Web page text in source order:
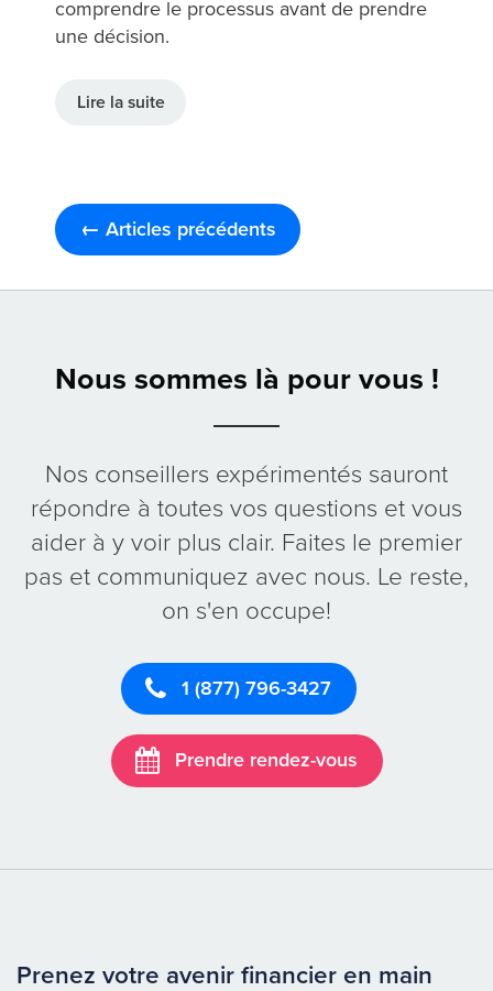
comprendre le processus avant de prendre
une décision.
Lire la suite
← Articles précédents
Nous sommes là pour vous !
Nos conseillers expérimentés sauront
répondre à toutes vos questions et vous
aider à y voir plus clair. Faites le premier
pas et communiquez avec nous. Le reste,
on s'en occupe!
1 (877) 796-3427
Prendre rendez-vous
Prenez votre avenir financier en main